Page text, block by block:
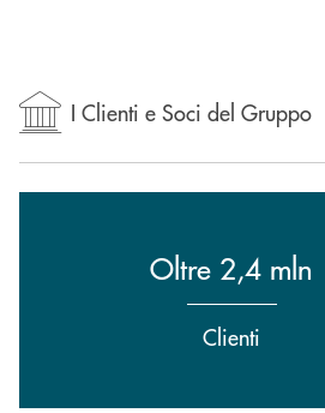
I Clienti e Soci del Gruppo
Oltre 2,4 mln
Clienti